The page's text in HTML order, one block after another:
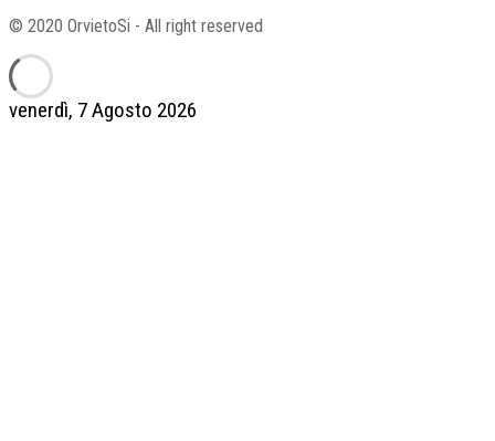
venerdì, 7 Agosto 2026
© 2020 OrvietoSi - All right reserved